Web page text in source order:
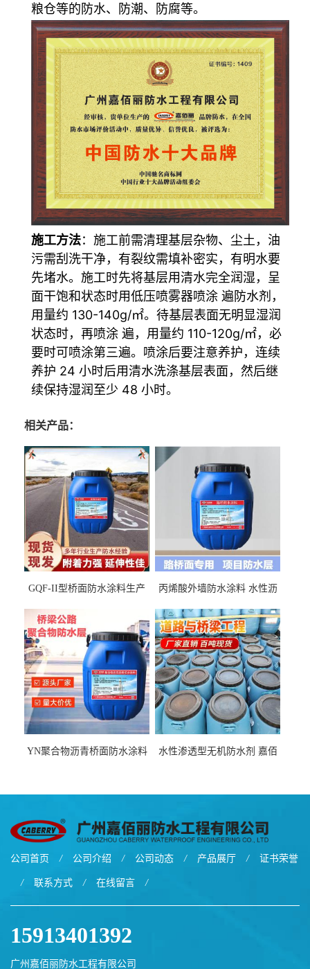
粮仓等的防水、防潮、防腐等。
施工方法：施工前需清理基层杂物、尘土，油
污需刮洗干净，有裂纹需填补密实，有明水要
先堵水。施工时先将基层用清水完全润湿，呈
面干饱和状态时用低压喷雾器喷涂 遍防水剂，
用量约 130-140g/㎡。待基层表面无明显湿润
状态时，再喷涂 遍，用量约 110-120g/㎡，必
要时可喷涂第三遍。喷涂后要注意养护，连续
养护 24 小时后用清水洗涤基层表面，然后继
续保持湿润至少 48 小时。
相关产品：
GQF-II型桥面防水涂料生产
丙烯酸外墙防水涂料 水性沥
厂家
YN聚合物沥青桥面防水涂料
水性渗透型无机防水剂 嘉佰
公司首页 / 公司介绍 / 公司动态 / 产品展厅 / 证书荣誉
/ 联系方式 / 在线留言 /
15913401392
广州嘉佰丽防水工程有限公司